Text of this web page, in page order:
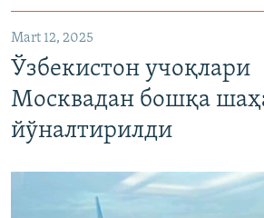
Mart 12, 2025
Ўзбекистон учоқлари
Москвадан бошқа
йўналтирилди